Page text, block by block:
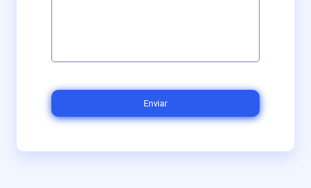
Enviar